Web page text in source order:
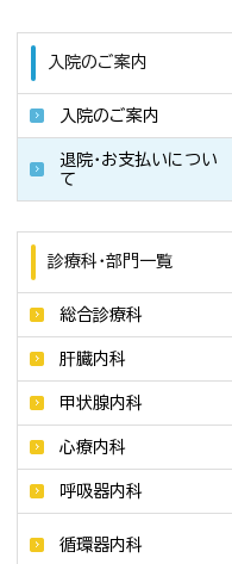
入院のご案内
入院のご案内
退院・お支払いについ
て
診療科・部門一覧
総合診療科
肝臓内科
甲状腺内科
心療内科
呼吸器内科
循環器内科